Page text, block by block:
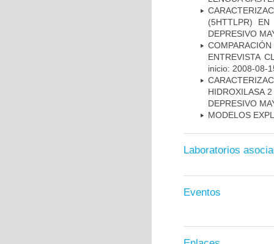
(5HTTLPR) EN
DEPRESIVO
ENTREVISTA
inicio: 2008-08-
HIDROXILASA
DEPRESIVO
MODELOS
Laboratorios
Eventos